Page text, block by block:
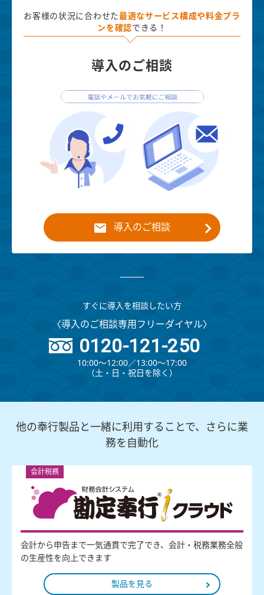
お客様の状況に合わせた最適なサービス構成や料金プラ
ンを確認 できる！
導入のご相談
導入のご相談
すぐに導入を相談したい方
〈導入のご相談専用フリーダイヤル〉
0120-121-250
10:00～12:00∕13:00～17:00
（⼟・⽇・祝⽇を除く）
他の奉行製品と一緒に利用することで、さらに業
務を自動化
会計税務
会計から申告まで一気通貫で完了でき、会計・税務業務全般
の生産性を向上できます
製品を見る